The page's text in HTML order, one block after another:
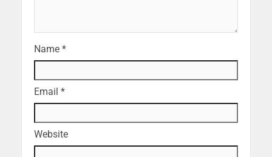
Name *
Email *
Website